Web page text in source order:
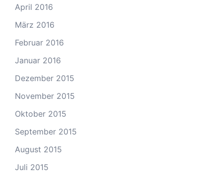
April 2016
März 2016
Februar 2016
Januar 2016
Dezember 2015
November 2015
Oktober 2015
September 2015
August 2015
Juli 2015